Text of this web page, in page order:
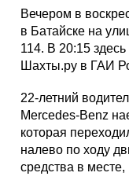
Вечером в
в Батайске на
114. В 20:15
Шахты.ру в ГАИ
22-летний
Mercedes-Benz
которая
налево по ходу
средства в